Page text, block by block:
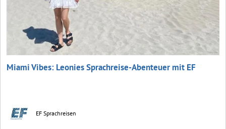
Miami Vibes: Leonies Sprachreise-Abenteuer mit EF
EF Sprachreisen